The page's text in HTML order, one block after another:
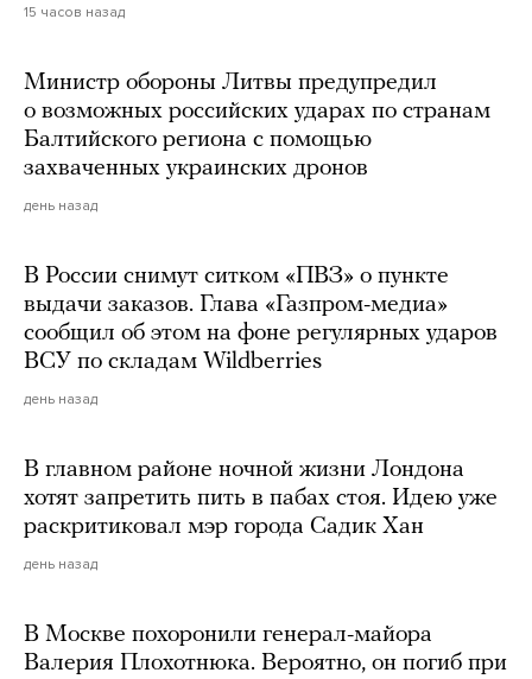
15 часов назад
Министр обороны Литвы предупредил
о возможных российских ударах по странам
Балтийского региона с помощью
захваченных украинских дронов
день назад
В России снимут ситком «ПВЗ» о пункте
выдачи заказов. Глава «Газпром-медиа»
сообщил об этом на фоне регулярных ударов
ВСУ по складам Wildberries
день назад
В главном районе ночной жизни Лондона
хотят запретить пить в пабах стоя. Идею уже
раскритиковал мэр города Садик Хан
день назад
В Москве похоронили генерал-майора
Валерия Плохотнюка. Вероятно, он погиб при